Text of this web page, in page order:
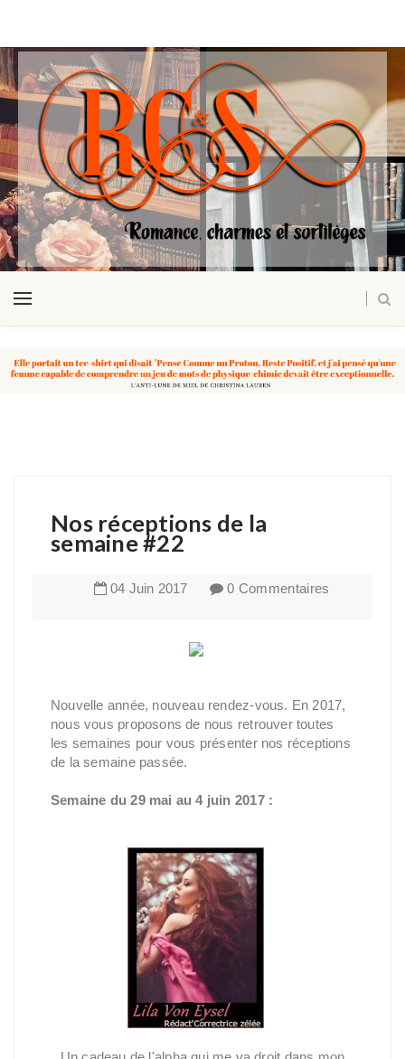
Nos réceptions de la
semaine #22
04 Juin 2017 0 Commentaires
Nouvelle année, nouveau rendez-vous. En 2017,
nous vous proposons de nous retrouver toutes
les semaines pour vous présenter nos réceptions
de la semaine passée.
Semaine du 29 mai au 4 juin 2017 :